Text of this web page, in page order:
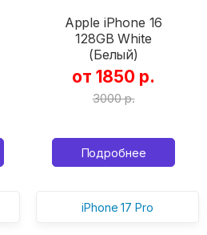
Apple iPhone 16
128GB White
(Белый)
от 1850 р.
3000 р.
Подробнее
iPhone 17 Pro